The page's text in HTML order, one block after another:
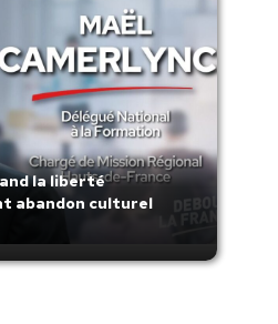
la liberté
abandon culturel